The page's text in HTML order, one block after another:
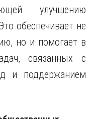
улучшению
обеспечивает не
но и помогает в
связанных с
и поддержанием